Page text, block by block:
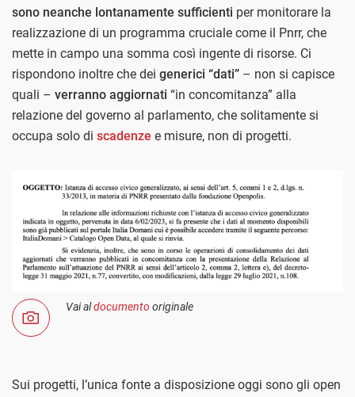
sono neanche lontanamente sufficienti per monitorare la
realizzazione di un programma cruciale come il Pnrr, che
mette in campo una somma così ingente di risorse. Ci
rispondono inoltre che dei generici “dati” – non si capisce
quali – verranno aggiornati “in concomitanza” alla
relazione del governo al parlamento, che solitamente si
occupa solo di scadenze e misure, non di progetti.
Vai aldocumento originale
Sui progetti, l’unica fonte a disposizione oggi sono gli open